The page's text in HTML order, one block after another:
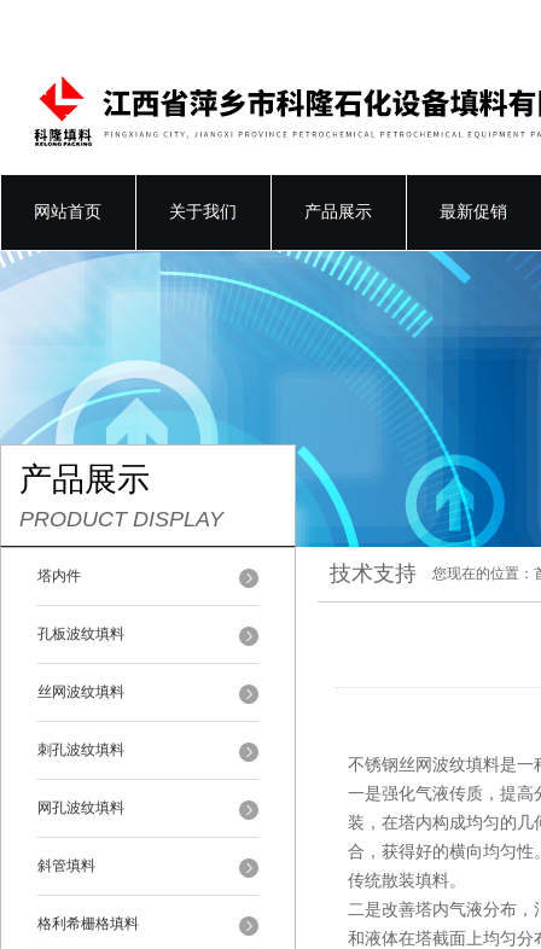
网站首页 关于我们 产品展示 最新促销
产品展示
PRODUCT DISPLAY
塔内件
孔板波纹填料
丝网波纹填料
刺孔波纹填料
网孔波纹填料
斜管填料
格利希栅格填料
技术支持 您现在的位置：
不锈钢丝网波纹填料是一
一是强化气液传质，提高
装，在塔内构成均匀的几
合，获得好的横向均匀性
传统散装填料。
二是改善塔内气液分布，
和液体在塔截面上均匀分